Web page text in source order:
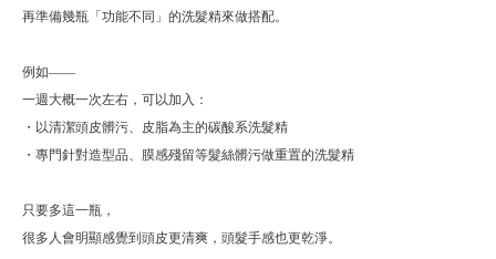
再準備幾瓶「功能不同」的洗髮精來做搭配。
例如——
一週大概一次左右，可以加入：
・以清潔頭皮髒污、皮脂為主的碳酸系洗髮精
・專門針對造型品、膜感殘留等髮絲髒污做重置的洗髮精
只要多這一瓶，
很多人會明顯感覺到頭皮更清爽，頭髮手感也更乾淨。